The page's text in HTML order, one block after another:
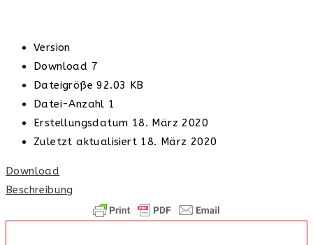
Version
Download 7
Dateigröße92.03 KB
Datei-Anzahl 1
Erstellungsdatum 18. März 2020
Zuletzt aktualisiert 18. März 2020
Download
Beschreibung